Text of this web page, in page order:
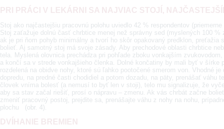
Stoj ako najčastejšiu pracovnú polohu uviedlo 42 % respondentov
Stoj zaťažuje dolnú časť chrbtice menej než správny sed (myslených 100
ak je pri ňom pohyb minimálny a tvorí ho skôr opakovaný predklon, preťažia
bolieť. Aj samotný stoj má svoje zásady. Aby prechodové oblasti chrbtice
tela. Myslená olovnica prechádza pri pohľade zboku vonkajším
a končí sa v strede vonkajšieho členka. Dolné končatiny by mali byť v šírke
rozdelená na obidve nohy, ktoré sú ľahko pootočené smerom von. Vhodné
dopredu, na predné časti chodidiel a potom dozadu, na päty, prenášať váhu
človek vníma bolesť (a nemusí to byť len v stoji), telo mu signalizuje, že
aby sa stav začal riešiť, prosí o nápravu – zmenu. Ak vás chrbát začne
zmeniť pracovný postoj, prejdite sa, prenášajte váhu z nohy na nohu,
plochu (obr. 4).